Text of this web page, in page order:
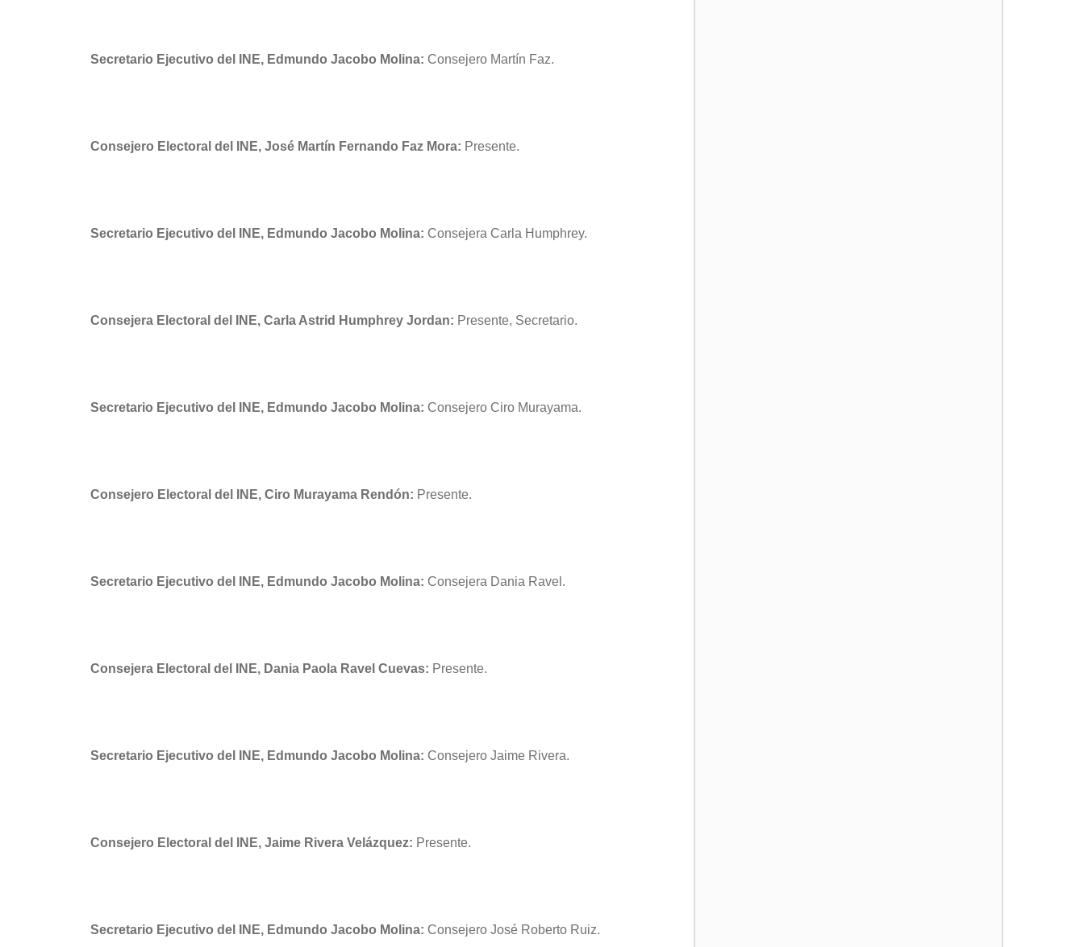
Secretario Ejecutivo del INE, Edmundo Jacobo Molina: Consejero Martín Faz.
Consejero Electoral del INE, José Martín Fernando Faz Mora: Presente.
Secretario Ejecutivo del INE, Edmundo Jacobo Molina: Consejera Carla Humphrey.
Consejera Electoral del INE, Carla Astrid Humphrey Jordan: Presente, Secretario.
Secretario Ejecutivo del INE, Edmundo Jacobo Molina: Consejero Ciro Murayama.
Consejero Electoral del INE, Ciro Murayama Rendón: Presente.
Secretario Ejecutivo del INE, Edmundo Jacobo Molina: Consejera Dania Ravel.
Consejera Electoral del INE, Dania Paola Ravel Cuevas: Presente.
Secretario Ejecutivo del INE, Edmundo Jacobo Molina: Consejero Jaime Rivera.
Consejero Electoral del INE, Jaime Rivera Velázquez: Presente.
Secretario Ejecutivo del INE, Edmundo Jacobo Molina: Consejero José Roberto Ruiz.